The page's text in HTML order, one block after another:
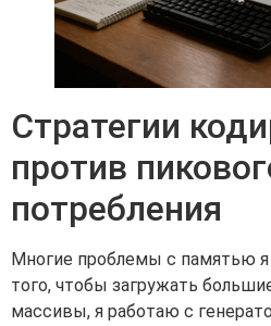
Стратегии
против
потребления
Многие проблемы с памятью
того, чтобы загружать
массивы, я работаю с